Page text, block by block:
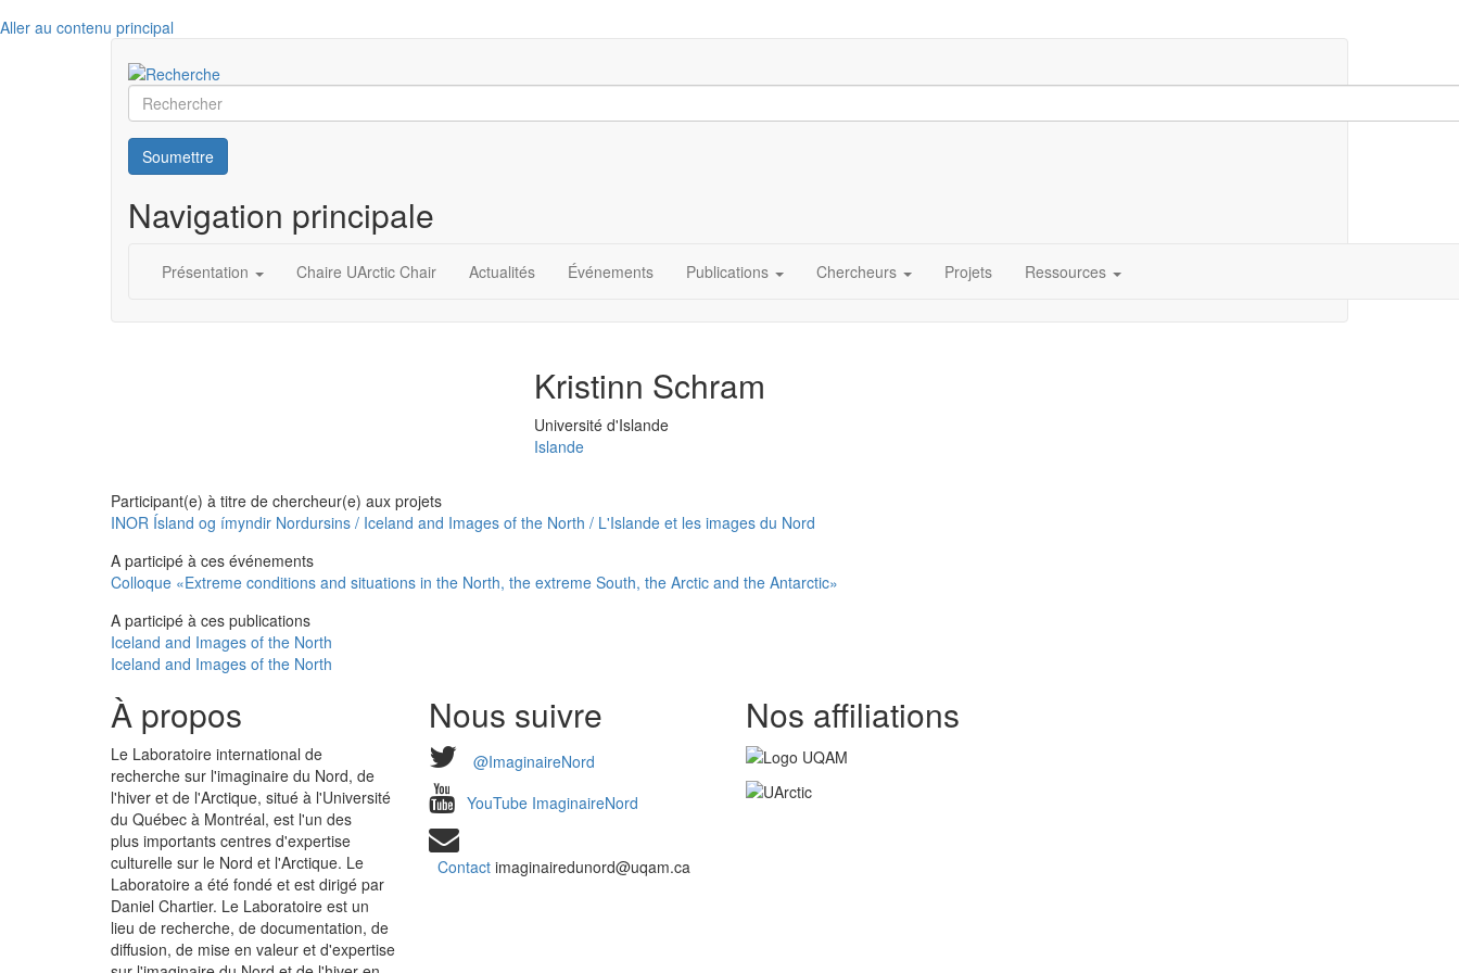
Aller au contenu principal
Rechercher
Soumettre
Navigation principale
Présentation Chaire UArctic Chair Actualités Événements Publications Chercheurs Projets Ressources
Kristinn Schram
Université
Université d'Islande
Islande
Participant(e) à titre de chercheur(e) aux projets
INOR Ísland og ímyndir Nordursins / Iceland and Images of the North / L'Islande et les images du Nord
A participé à ces événements
Colloque «Extreme conditions and situations in the North, the extreme South, the Arctic and the Antarctic»
A participé à ces publications
Iceland and Images of the North
Iceland and Images of the North
À propos
Le Laboratoire international de
recherche sur l'imaginaire du Nord, de
l'hiver et de l'Arctique, situé à l'Université
du Québec à Montréal, est l'un des
plus importants centres d'expertise
culturelle sur le Nord et l'Arctique. Le
Laboratoire a été fondé et est dirigé par
Daniel Chartier. Le Laboratoire est un
lieu de recherche, de documentation, de
diffusion, de mise en valeur et d'expertise
Nous suivre
@ImaginaireNord
YouTube ImaginaireNord
Contactimaginairedunord@uqam.ca
Nos affiliations